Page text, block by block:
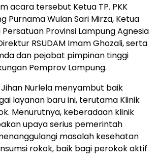
acara tersebut Ketua TP. PKK
Purnama Wulan Sari Mirza, Ketua
Provinsi Lampung Agnesia
RSUDAM Imam Ghozali, serta
dan pejabat pimpinan tinggi
Pemprov Lampung.
Nurlela menyambut baik
layanan baru ini, terutama Klinik
Menurutnya, keberadaan klinik
upaya serius pemerintah
masalah kesehatan
rokok, baik bagi perokok aktif